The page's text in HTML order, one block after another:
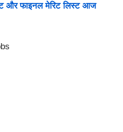
और फाइनल मेरिट लिस्ट आज